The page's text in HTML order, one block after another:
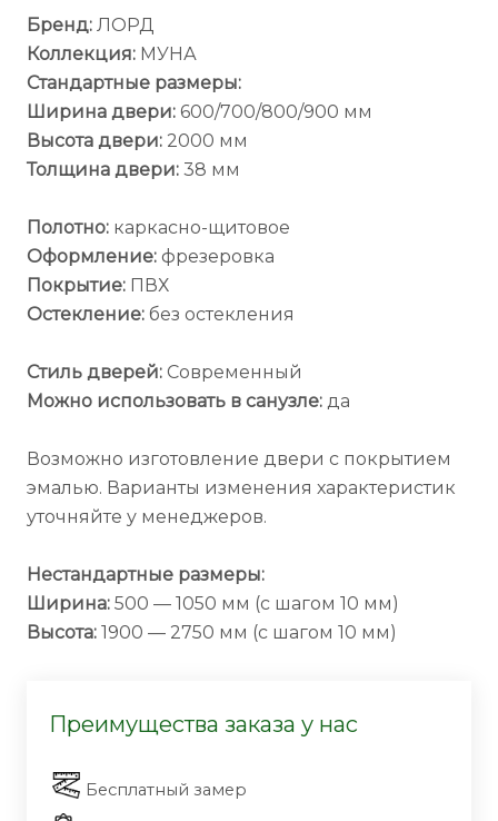
Бренд: ЛОРД
Коллекция: МУНА
Стандартные размеры:
Ширина двери: 600/700/800/900 мм
Высота двери: 2000 мм
Толщина двери: 38 мм
Полотно: каркасно-щитовое
Оформление: фрезеровка
Покрытие: ПВХ
Остекление: без остекления
Стиль дверей: Современный
Можно использовать в санузле: да
Возможно изготовление двери с покрытием
эмалью. Варианты изменения характеристик
уточняйте у менеджеров.
Нестандартные размеры:
Ширина: 500 — 1050 мм (с шагом 10 мм)
Высота: 1900 — 2750 мм (с шагом 10 мм)
Преимущества заказа у нас
Бесплатный замер